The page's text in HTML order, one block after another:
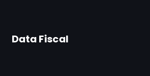
Data Fiscal